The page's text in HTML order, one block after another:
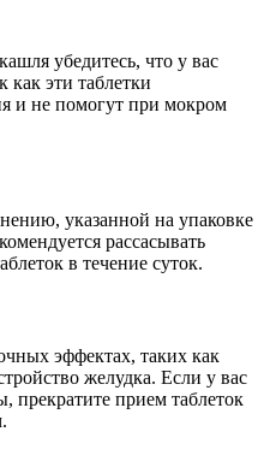
убедитесь, что у вас
как эти таблетки
и не помогут при мокром
указанной на упаковке
рассасывать
в течение суток.
эффектах, таких как
желудка. Если у вас
прекратите прием таблеток